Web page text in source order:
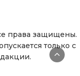
права защищены.
только с